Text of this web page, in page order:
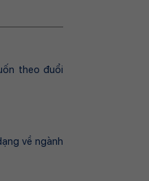
theo đuổi
về ngành